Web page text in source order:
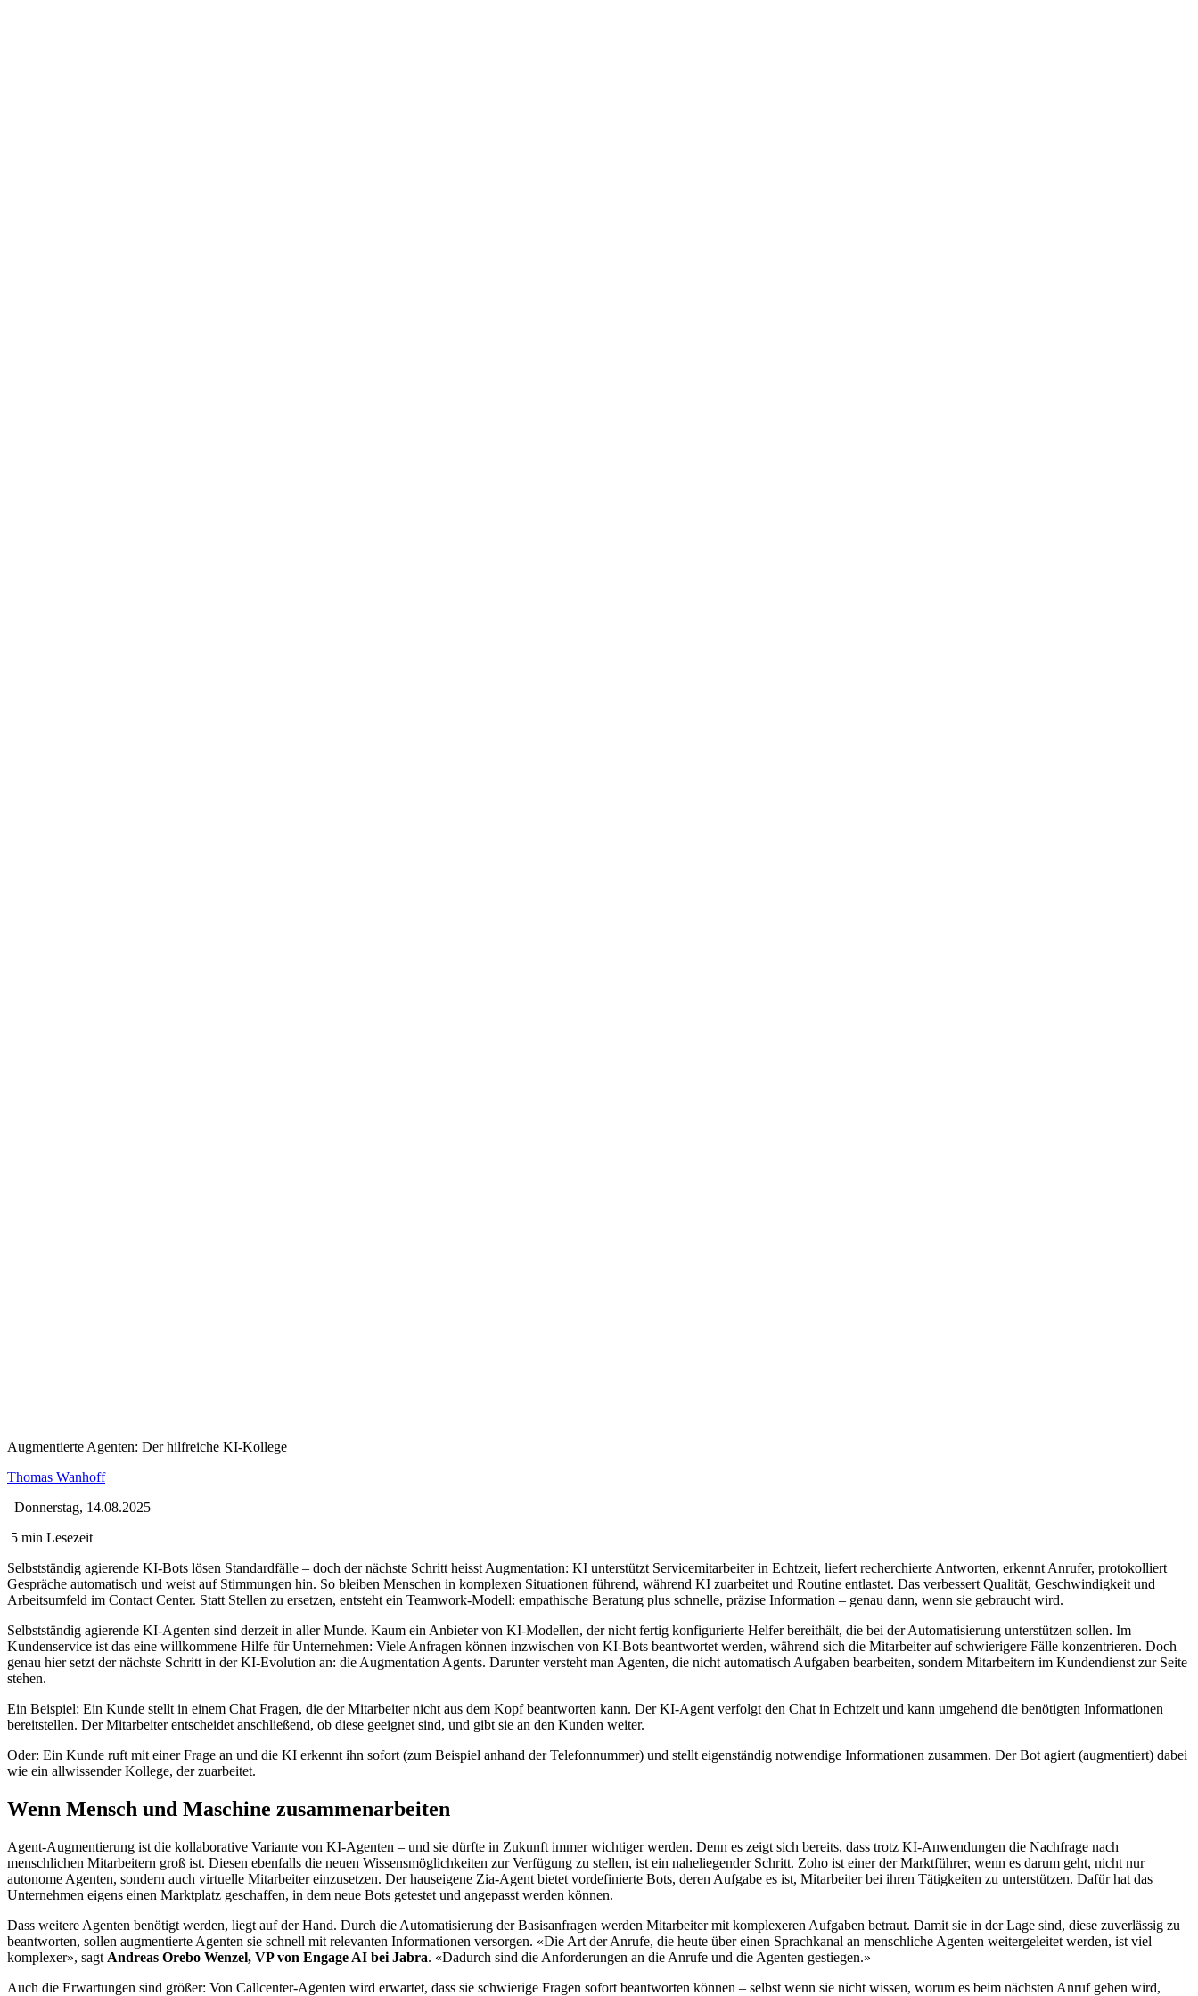
Augmentierte Agenten: Der hilfreiche KI-Kollege
Thomas Wanhoff
Donnerstag, 14.08.2025
5 min Lesezeit
Selbstständig agierende KI-Bots lösen Standardfälle – doch der nächste Schritt heisst Augmentation: KI unterstützt Servicemitarbeiter in Echtzeit, liefert recherchierte Antworten, erkennt Anrufer, protokolliert
Gespräche automatisch und weist auf Stimmungen hin. So bleiben Menschen in komplexen Situationen führend, während KI zuarbeitet und Routine entlastet. Das verbessert Qualität, Geschwindigkeit und
Arbeitsumfeld im Contact Center. Statt Stellen zu ersetzen, entsteht ein Teamwork-Modell: empathische Beratung plus schnelle, präzise Information – genau dann, wenn sie gebraucht wird.
Selbstständig agierende KI-Agenten sind derzeit in aller Munde. Kaum ein Anbieter von KI-Modellen, der nicht fertig konfigurierte Helfer bereithält, die bei der Automatisierung unterstützen sollen. Im
Kundenservice ist das eine willkommene Hilfe für Unternehmen: Viele Anfragen können inzwischen von KI-Bots beantwortet werden, während sich die Mitarbeiter auf schwierigere Fälle konzentrieren. Doch
genau hier setzt der nächste Schritt in der KI-Evolution an: die Augmentation Agents. Darunter versteht man Agenten, die nicht automatisch Aufgaben bearbeiten, sondern Mitarbeitern im Kundendienst zur Seite
stehen.
Ein Beispiel: Ein Kunde stellt in einem Chat Fragen, die der Mitarbeiter nicht aus dem Kopf beantworten kann. Der KI-Agent verfolgt den Chat in Echtzeit und kann umgehend die benötigten Informationen
bereitstellen. Der Mitarbeiter entscheidet anschließend, ob diese geeignet sind, und gibt sie an den Kunden weiter.
Oder: Ein Kunde ruft mit einer Frage an und die KI erkennt ihn sofort (zum Beispiel anhand der Telefonnummer) und stellt eigenständig notwendige Informationen zusammen. Der Bot agiert (augmentiert) dabei
wie ein allwissender Kollege, der zuarbeitet.
Wenn Mensch und Maschine zusammenarbeiten
Agent-Augmentierung ist die kollaborative Variante von KI-Agenten – und sie dürfte in Zukunft immer wichtiger werden. Denn es zeigt sich bereits, dass trotz KI-Anwendungen die Nachfrage nach
menschlichen Mitarbeitern groß ist. Diesen ebenfalls die neuen Wissensmöglichkeiten zur Verfügung zu stellen, ist ein naheliegender Schritt. Zoho ist einer der Marktführer, wenn es darum geht, nicht nur
autonome Agenten, sondern auch virtuelle Mitarbeiter einzusetzen. Der hauseigene Zia-Agent bietet vordefinierte Bots, deren Aufgabe es ist, Mitarbeiter bei ihren Tätigkeiten zu unterstützen. Dafür hat das
Unternehmen eigens einen Marktplatz geschaffen, in dem neue Bots getestet und angepasst werden können.
Dass weitere Agenten benötigt werden, liegt auf der Hand. Durch die Automatisierung der Basisanfragen werden Mitarbeiter mit komplexeren Aufgaben betraut. Damit sie in der Lage sind, diese zuverlässig zu
beantworten, sollen augmentierte Agenten sie schnell mit relevanten Informationen versorgen. «Die Art der Anrufe, die heute über einen Sprachkanal an menschliche Agenten weitergeleitet werden, ist viel
komplexer», sagt Andreas Orebo Wenzel, VP von Engage AI bei Jabra. «Dadurch sind die Anforderungen an die Anrufe und die Agenten gestiegen.»
Auch die Erwartungen sind größer: Von Callcenter-Agenten wird erwartet, dass sie schwierige Fragen sofort beantworten können – selbst wenn sie nicht wissen, worum es beim nächsten Anruf gehen wird,